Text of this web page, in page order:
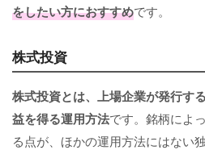
をしたい方におすすめです。
株式投資
株式投資とは、上場企業が発行す
益を得る運用方法です。銘柄によ
る点が、ほかの運用方法にはない